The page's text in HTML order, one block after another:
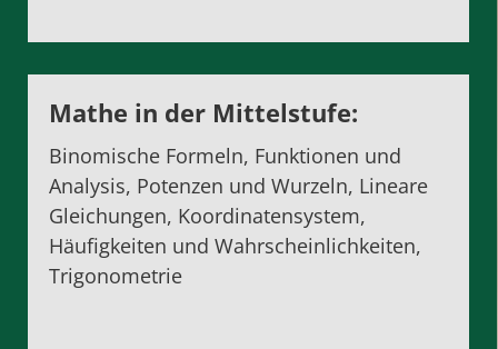
Mathe in der Mittelstufe:
Binomische Formeln, Funktionen und
Analysis, Potenzen und Wurzeln, Lineare
Gleichungen, Koordinatensystem,
Häufigkeiten und Wahrscheinlichkeiten,
Trigonometrie